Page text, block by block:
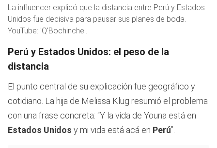
La influencer explicó que la distancia entre Perú y Estados
Unidos fue decisiva para pausar sus planes de boda.
YouTube: 'Q'Bochinche'.
Perú y Estados Unidos: el peso de la
distancia
El punto central de su explicación fue geográfico y
cotidiano. La hija de Melissa Klug resumió el problema
con una frase concreta: “Y la vida de Youna está en
Estados Unidos y mi vida está acá en Perú”.